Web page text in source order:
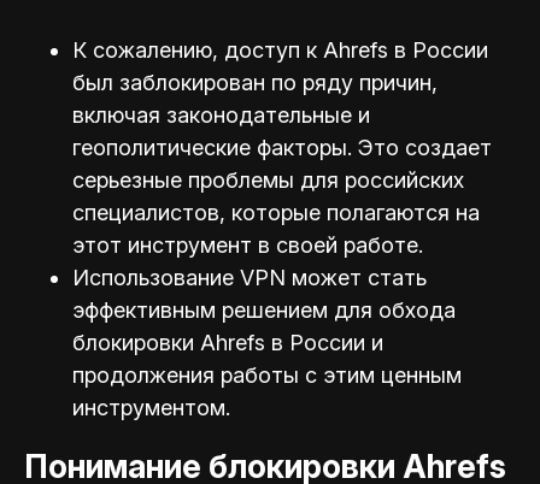
К сожалению, доступ к Ahrefs в России
был заблокирован по ряду причин,
включая законодательные и
геополитические факторы. Это создает
серьезные проблемы для российских
специалистов, которые полагаются на
этот инструмент в своей работе.
Использование VPN может стать
эффективным решением для обхода
блокировки Ahrefs в России и
продолжения работы с этим ценным
инструментом.
Понимание блокировки Ahrefs